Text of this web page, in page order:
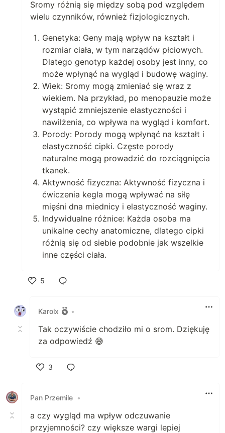
Sromy różnią się między sobą pod względem
wielu czynników, również fizjologicznych.
Genetyka: Geny mają wpływ na kształt i
rozmiar ciała, w tym narządów płciowych.
Dlatego genotyp każdej osoby jest inny, co
może wpłynąć na wygląd i budowę waginy.
Wiek: Sromy mogą zmieniać się wraz z
wiekiem. Na przykład, po menopauzie może
wystąpić zmniejszenie elastyczności i
nawilżenia, co wpływa na wygląd i komfort.
Porody: Porody mogą wpłynąć na kształt i
elastyczność cipki. Częste porody
naturalne mogą prowadzić do rozciągnięcia
tkanek.
Aktywność fizyczna: Aktywność fizyczna i
ćwiczenia kegla mogą wpływać na siłę
mięśni dna miednicy i elastyczność waginy.
Indywidualne różnice: Każda osoba ma
unikalne cechy anatomiczne, dlatego cipki
różnią się od siebie podobnie jak wszelkie
inne części ciała.
5
Karolx
•
Tak oczywiście chodziło mi o srom. Dziękuję
za odpowiedź 😅
3
Pan Przemile •
a czy wygląd ma wpływ odczuwanie
przyjemności? czy większe wargi lepiej